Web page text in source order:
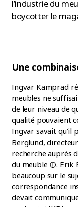
l’industrie du
boycotter le
Une
Ingvar Kamprad
meubles ne
de leur niveau de
qualité pouvaient
Ingvar savait qu’il
Berglund,
recherche auprès
du meuble
. Erik
beaucoup sur le
correspondance
devait